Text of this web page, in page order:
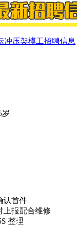
冲压架模工招聘信息
岁
认首件
上报配合维修
整理